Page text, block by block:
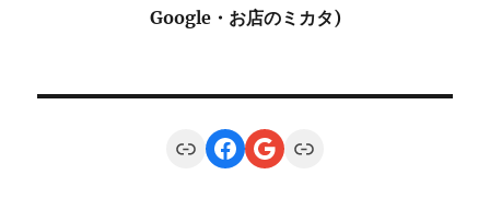
Google・お店のミカタ)
LinkFacebook
Google
Link